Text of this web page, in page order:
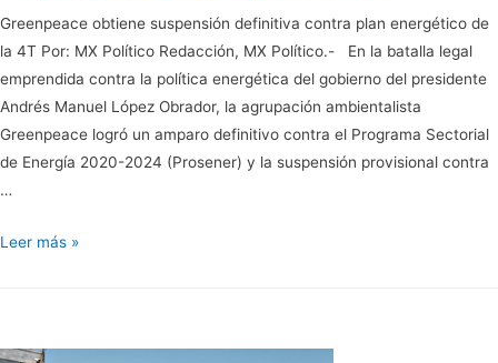
Greenpeace obtiene suspensión definitiva contra plan energético de
la 4T Por: MX Político Redacción, MX Político.- En la batalla legal
emprendida contra la política energética del gobierno del presidente
Andrés Manuel López Obrador, la agrupación ambientalista
Greenpeace logró un amparo definitivo contra el Programa Sectorial
de Energía 2020-2024 (Prosener) y la suspensión provisional contra
…
Greenpeace
contra
Leer más »